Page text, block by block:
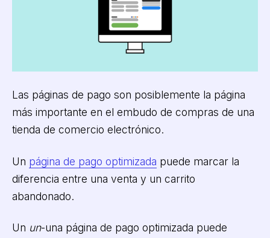
Las páginas de pago son posiblemente la página
más importante en el embudo de compras de una
tienda de comercio electrónico.
Un página de pago optimizada puede marcar la
diferencia entre una venta y un carrito
abandonado.
Un un-una página de pago optimizada puede